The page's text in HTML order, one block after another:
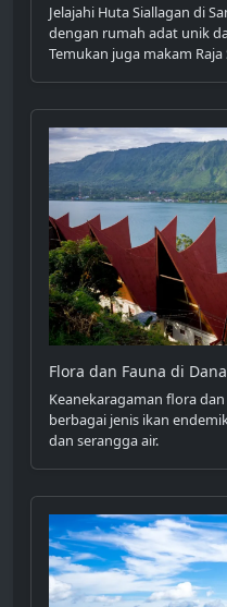
Jelajahi Huta Siallagan di
dengan rumah adat unik
Temukan juga makam
Flora dan Fauna di
Keanekaragaman flora
berbagai jenis ikan
dan serangga air.